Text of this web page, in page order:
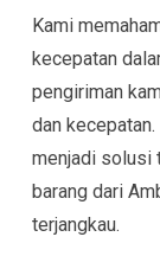
Kami
kecepatan
pengiriman
dan
menjadi solusi
barang dari
terjangkau.